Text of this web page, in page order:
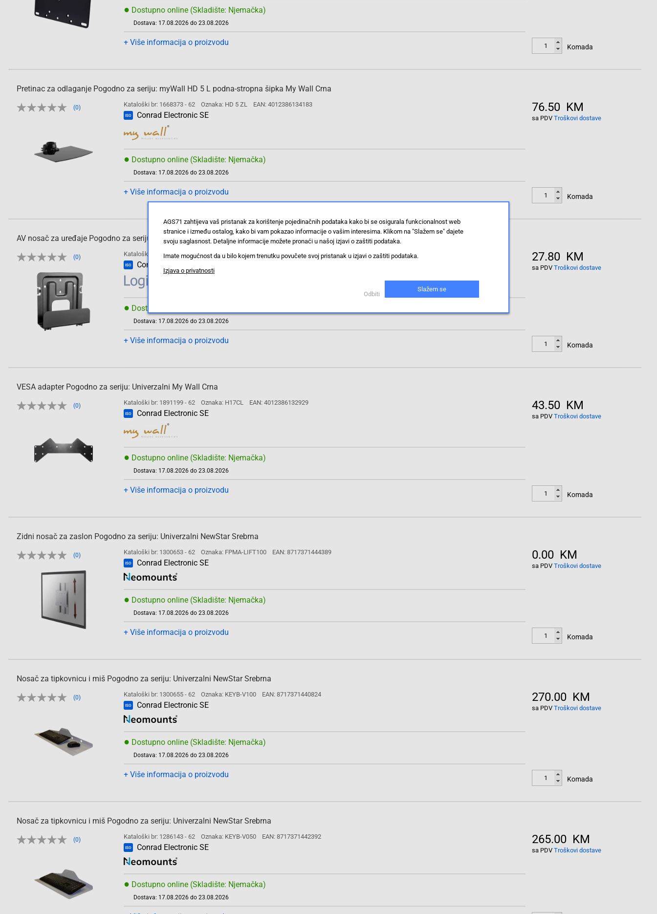
● Dostupno online (Skladište: Njemačka)
Dostava: 17.08.2026 do 23.08.2026
+ Više informacija o proizvodu
Komada
Pretinac za odlaganje Pogodno za seriju: myWall HD 5 L podna-stropna šipka My Wall Crna
(0) Kataloški br: 1668373 - 62 Oznaka: HD 5 ZL EAN: 4012386134183
ISO Conrad Electronic SE
● Dostupno online (Skladište: Njemačka)
Dostava: 17.08.2026 do 23.08.2026
+ Više informacija o proizvodu
76.50 KM
sa PDV Troškovi dostave
Komada
AV nosač za uređaje Pogodno za seriju: Univerzalni LogiLink Crna
(0) Kataloški br: 1651169 - 62 Oznaka: BP0049 EAN: 4052792046540
ISO Conrad Electronic SE
● Dostupno online (Skladište: Njemačka)
Dostava: 17.08.2026 do 23.08.2026
+ Više informacija o proizvodu
27.80 KM
sa PDV Troškovi dostave
Komada
VESA adapter Pogodno za seriju: Univerzalni My Wall Crna
(0) Kataloški br: 1891199 - 62 Oznaka: H17CL EAN: 4012386132929
ISO Conrad Electronic SE
● Dostupno online (Skladište: Njemačka)
Dostava: 17.08.2026 do 23.08.2026
+ Više informacija o proizvodu
43.50 KM
sa PDV Troškovi dostave
Komada
Zidni nosač za zaslon Pogodno za seriju: Univerzalni NewStar Srebrna
(0) Kataloški br: 1300653 - 62 Oznaka: FPMA-LIFT100 EAN: 8717371444389
ISO Conrad Electronic SE
● Dostupno online (Skladište: Njemačka)
Dostava: 17.08.2026 do 23.08.2026
+ Više informacija o proizvodu
0.00 KM
sa PDV Troškovi dostave
Komada
Nosač za tipkovnicu i miš Pogodno za seriju: Univerzalni NewStar Srebrna
(0) Kataloški br: 1300655 - 62 Oznaka: KEYB-V100 EAN: 8717371440824
ISO Conrad Electronic SE
● Dostupno online (Skladište: Njemačka)
Dostava: 17.08.2026 do 23.08.2026
+ Više informacija o proizvodu
270.00 KM
sa PDV Troškovi dostave
Komada
Nosač za tipkovnicu i miš Pogodno za seriju: Univerzalni NewStar Srebrna
(0) Kataloški br: 1286143 - 62 Oznaka: KEYB-V050 EAN: 8717371442392
ISO Conrad Electronic SE
● Dostupno online (Skladište: Njemačka)
Dostava: 17.08.2026 do 23.08.2026
265.00 KM
sa PDV Troškovi dostave
AGS71 zahtijeva vaš pristanak za korištenje pojedinačnih podataka kako bi se osigurala funkcionalnost web
stranice i između ostalog, kako bi vam pokazao informacije o vašim interesima. Klikom na "Slažem se" dajete
svoju saglasnost. Detaljne informacije možete pronaći u našoj izjavi o zaštiti podataka.
Imate mogućnost da u bilo kojem trenutku povučete svoj pristanak u izjavi o zaštiti podataka.
Izjava o privatnosti
Odbiti
Slažem se